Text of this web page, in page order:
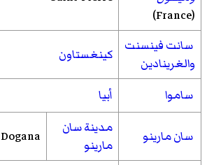
(France)
سانت فينسنت
والغرينادين
كينغستاون
ساموا أبيا
سان مارينو
مدينة سان
مارينو
Dogana